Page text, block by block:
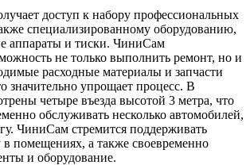
доступ к набору профессиональных
специализированному оборудованию,
аппараты и тиски. ЧиниСам
не только выполнить ремонт, но и
расходные материалы и запчасти
значительно упрощает процесс. В
четыре въезда высотой 3 метра, что
обслуживать несколько автомобилей,
ЧиниСам стремится поддерживать
в помещениях, а также своевременно
и оборудование.